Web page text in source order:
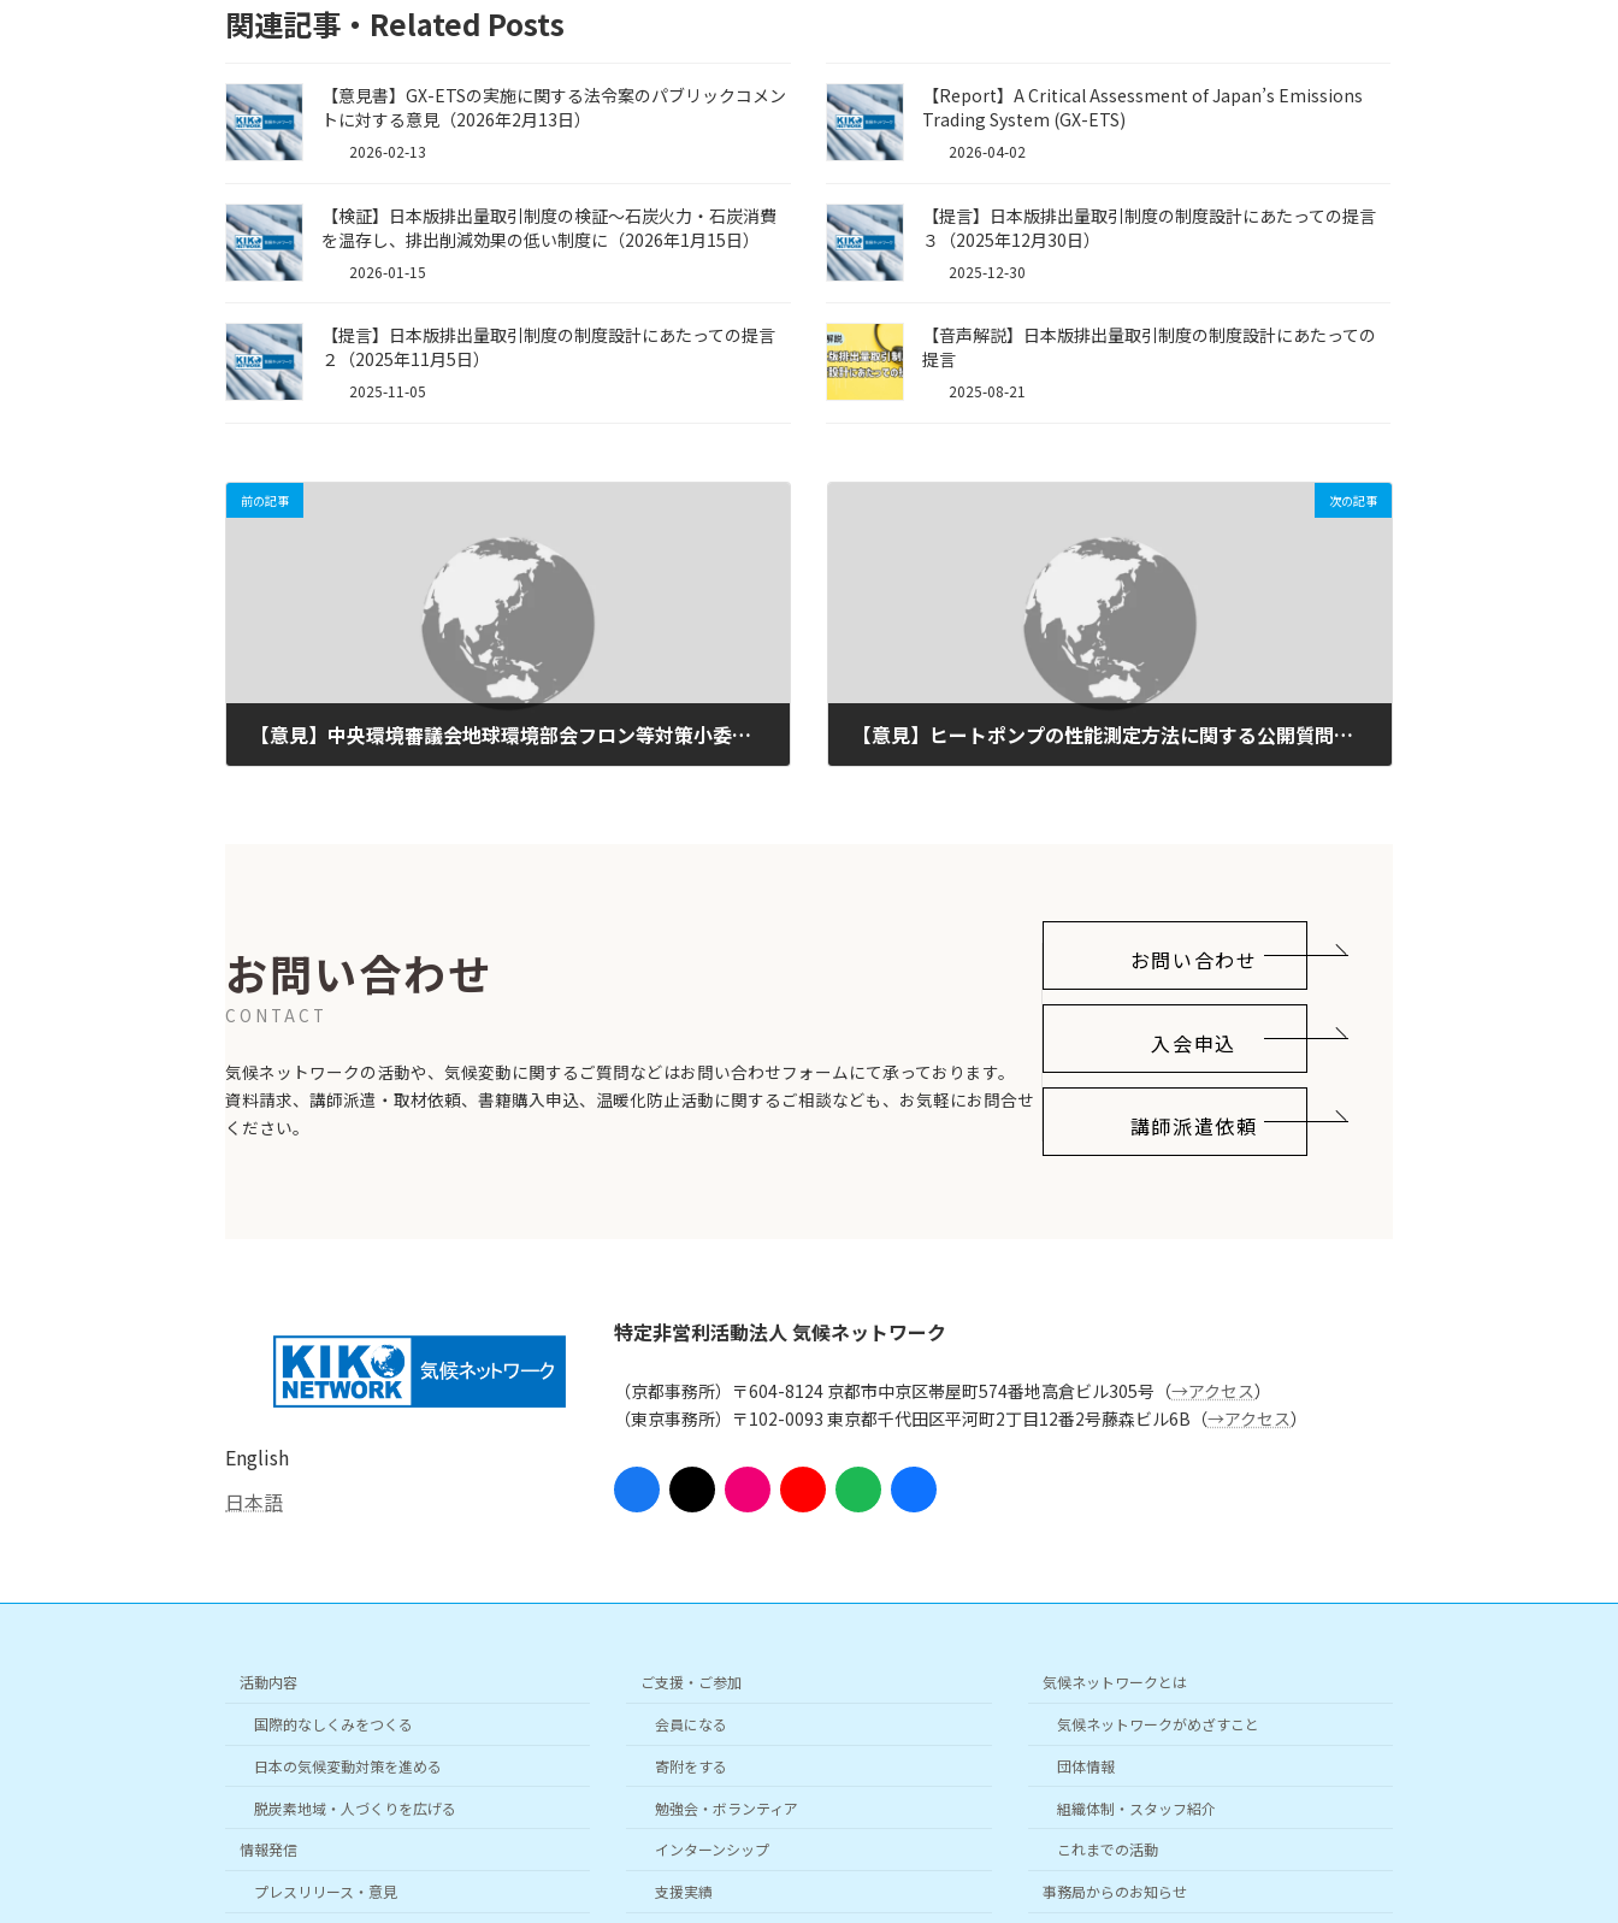
関連記事・Related Posts
【意見書】GX-ETSの実施に関する法令案のパブリックコメン
トに対する意見（2026年2月13日）
2026-02-13
【Report】A Critical Assessment of Japan’s Emissions
Trading System (GX-ETS)
2026-04-02
【検証】日本版排出量取引制度の検証～石炭火力・石炭消費
を温存し、排出削減効果の低い制度に（2026年1月15日）
2026-01-15
【提言】日本版排出量取引制度の制度設計にあたっての提言
３（2025年12月30日）
2025-12-30
【提言】日本版排出量取引制度の制度設計にあたっての提言
２（2025年11月5日）
2025-11-05
【音声解説】日本版排出量取引制度の制度設計にあたっての
提言
2025-08-21
前の記事
【意見】中央環境審議会地球環境部会フロン等対策小委員会第二回会合ヒアリング資料(2010/08/03)
次の記事
【意見】ヒートポンプの性能測定方法に関する公開質問状を送付しました(2010/07/12)
お問い合わせ
CONTACT
気候ネットワークの活動や、気候変動に関するご質問などはお問い合わせフォームにて承っております。
資料請求、講師派遣・取材依頼、書籍購入申込、温暖化防止活動に関するご相談なども、お気軽にお問合せ
ください。
お問い合わせ
入会申込
講師派遣依頼
English
日本語
特定非営利活動法人 気候ネットワーク
（京都事務所）〒604-8124 京都市中京区帯屋町574番地高倉ビル305号（→アクセス）
（東京事務所）〒102-0093 東京都千代田区平河町2丁目12番2号藤森ビル6B（→アクセス）
ア
イ
コ
ア
イ
コ
ア
イ
コ
ア
イ
コ
ア
イ
コ
ア
イ
コ
活動内容
国際的なしくみをつくる
日本の気候変動対策を進める
脱炭素地域・人づくりを広げる
情報発信
プレスリリース・意見
ご支援・ご参加
会員になる
寄附をする
勉強会・ボランティア
インターンシップ
支援実績
気候ネットワークとは
気候ネットワークがめざすこと
団体情報
組織体制・スタッフ紹介
これまでの活動
事務局からのお知らせ